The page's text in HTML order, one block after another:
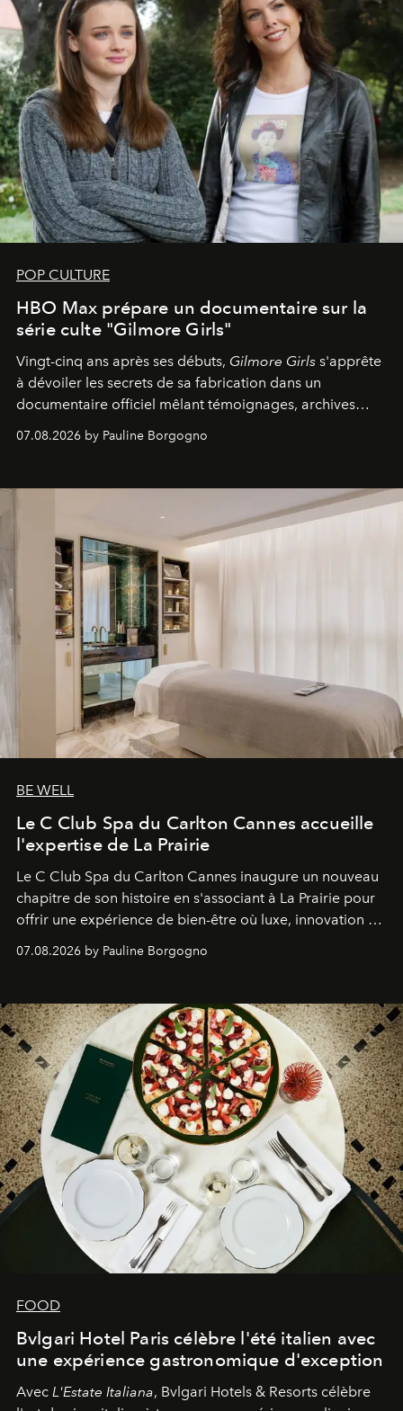
POP CULTURE
HBO Max prépare un documentaire sur la
série culte "Gilmore Girls"
Vingt-cinq ans après ses débuts, Gilmore Girls s'apprête
à dévoiler les secrets de sa fabrication dans un
documentaire officiel mêlant témoignages, archives
inédites et plongée dans les coulisses d'un phénomène
générationnel.
07.08.2026 by Pauline Borgogno
BE WELL
Le C Club Spa du Carlton Cannes accueille
l'expertise de La Prairie
Le C Club Spa du Carlton Cannes inaugure un nouveau
chapitre de son histoire en s'associant à La Prairie pour
offrir une expérience de bien-être où luxe, innovation et
expertise se rencontrent.
07.08.2026 by Pauline Borgogno
FOOD
Bvlgari Hotel Paris célèbre l'été italien avec
une expérience gastronomique d'exception
Avec L'Estate Italiana, Bvlgari Hotels & Resorts célèbre